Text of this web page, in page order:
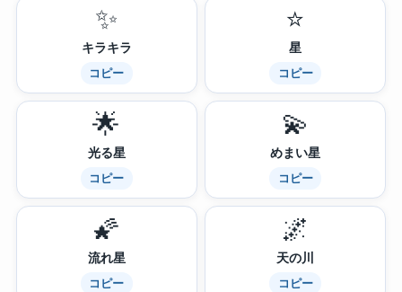
✨
キラキラ
コピー
⭐
星
コピー
🌟
光る星
コピー
💫
めまい星
コピー
🌠
流れ星
コピー
🌌
天の川
コピー